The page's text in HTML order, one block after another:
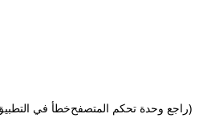
خطأ في(راجع وحدة تحكم المتصفح